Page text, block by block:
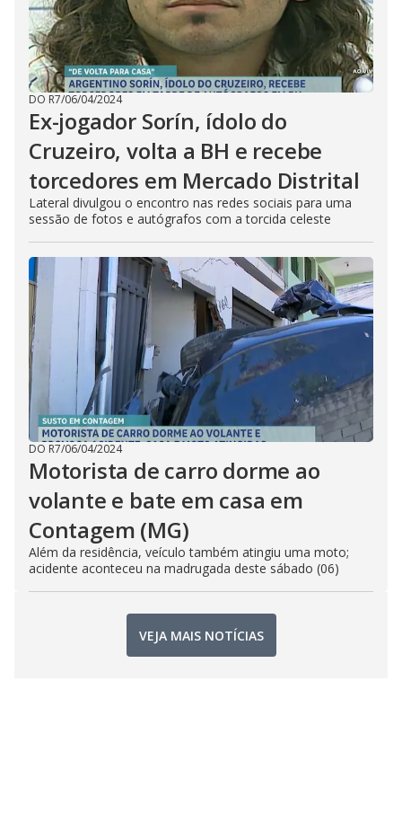
DO R7/06/04/2024
Ex-jogador Sorín, ídolo do
Cruzeiro, volta a BH e recebe
torcedores em Mercado Distrital
Lateral divulgou o encontro nas redes sociais para uma
sessão de fotos e autógrafos com a torcida celeste
DO R7/06/04/2024
Motorista de carro dorme ao
volante e bate em casa em
Contagem (MG)
Além da residência, veículo também atingiu uma moto;
acidente aconteceu na madrugada deste sábado (06)
VEJA MAIS NOTÍCIAS